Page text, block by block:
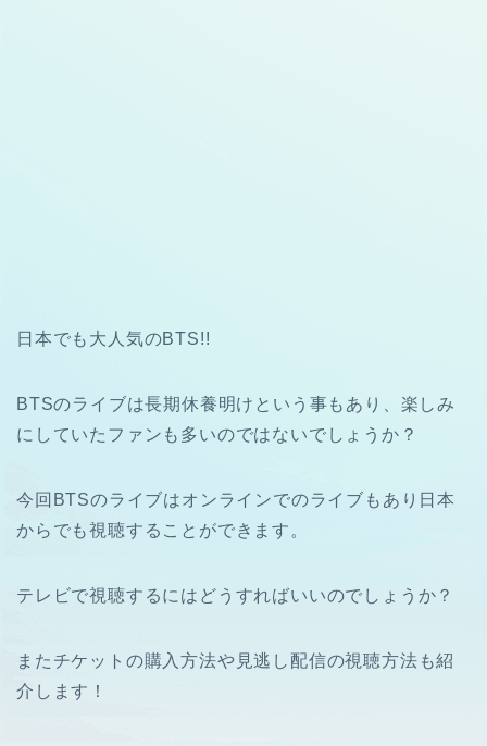
日本でも大人気のBTS!!
BTSのライブは長期休養明けという事もあり、楽しみ
にしていたファンも多いのではないでしょうか？
今回BTSのライブはオンラインでのライブもあり日本
からでも視聴することができます。
テレビで視聴するにはどうすればいいのでしょうか？
またチケットの購入方法や見逃し配信の視聴方法も紹
介します！